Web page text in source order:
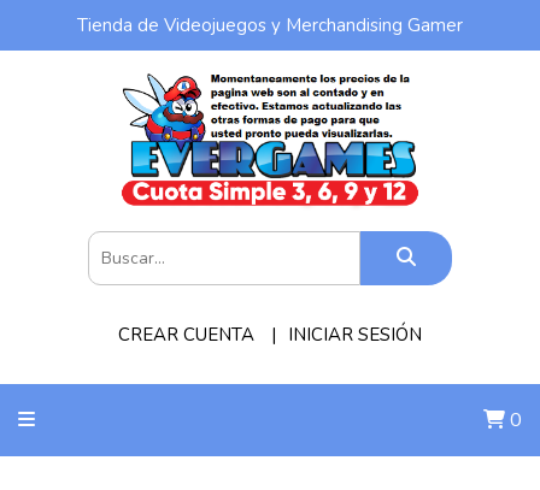
Tienda de Videojuegos y Merchandising Gamer
CREAR CUENTA INICIAR SESIÓN
0